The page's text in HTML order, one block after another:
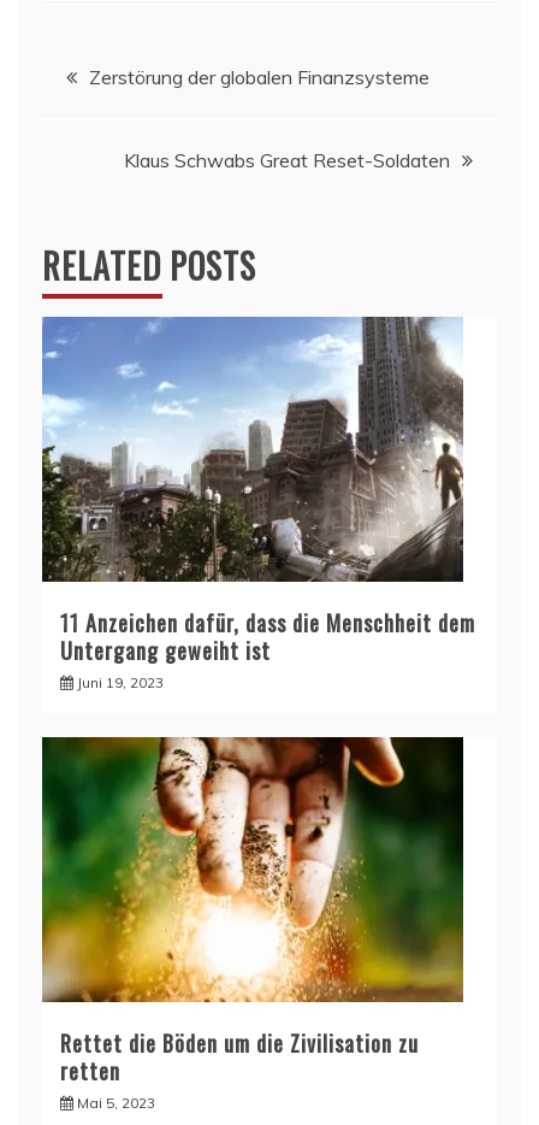
Beitragsnavigation
Zerstörung der globalen Finanzsysteme
Klaus Schwabs Great Reset-Soldaten
RELATED POSTS
11 Anzeichen dafür, dass die Menschheit dem
Untergang geweiht ist
Juni 19, 2023
Rettet die Böden um die Zivilisation zu
retten
Mai 5, 2023